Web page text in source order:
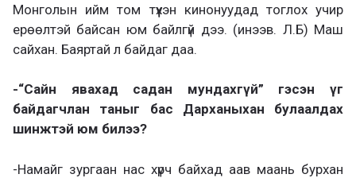
Монголын ийм том түүхэн кинонуудад тоглох учир
ерөөлтэй байсан юм байлгүй дээ. (инээв. Л.Б) Маш
сайхан. Баяртай л байдаг даа.
-“Сайн явахад садан мундахгүй” гэсэн үг
байдагчлан таныг бас Дарханыхан булаалдах
шинжтэй юм билээ?
-Намайг зургаан нас хүрч байхад аав маань бурхан